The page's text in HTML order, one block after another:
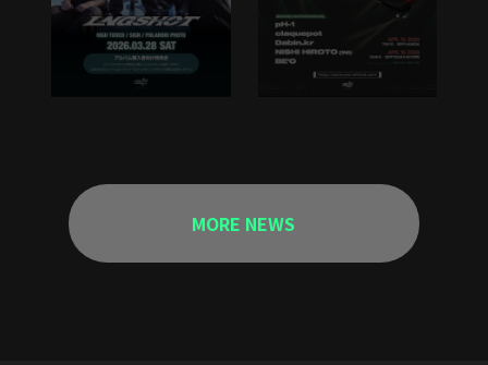
MORE NEWS